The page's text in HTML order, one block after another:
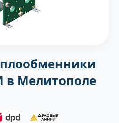
в Мелитополе